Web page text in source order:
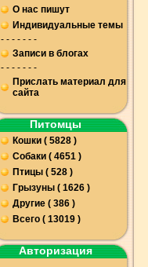
О нас пишут
Индивидуальные темы
- - - - - - -
Записи в блогах
- - - - - - -
Прислать материал для
сайта
Питомцы
Кошки ( 5828 )
Собаки ( 4651 )
Птицы ( 528 )
Грызуны ( 1626 )
Другие ( 386 )
Всего ( 13019 )
Авторизация